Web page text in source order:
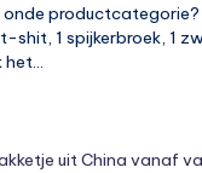
productcategorie?
shit, 1 spijkerbroek, 1
het…
uit China vanaf